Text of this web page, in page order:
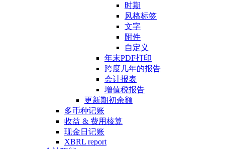
时期
风格标签
文字
附件
自定义
年末PDF打印
跨度几年的报告
会计报表
增值税报告
更新期初余额
多币种记账
收益 & 费用核算
现金日记账
XBRL report